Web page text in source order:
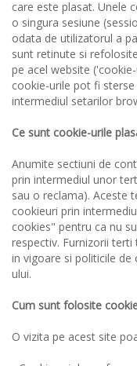
care este plasat. Unele
o singura sesiune
odata de utilizatorul a
sunt retinute si
pe acel website
cookie-urile pot fi
intermediul setarilor
Ce sunt cookie-urile
Anumite sectiuni de
prin intermediul unor
sau o reclama). Aceste
cookieuri prin
cookies" pentru ca nu
respectiv. Furnizorii
in vigoare si politicile
ului.
Cum sunt folosite
O vizita pe acest site